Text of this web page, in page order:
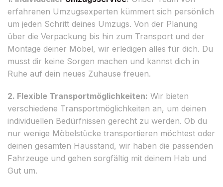
erfahrenen Umzugsexperten kümmert sich persönlich
um jeden Schritt deines Umzugs. Von der Planung
über die Verpackung bis hin zum Transport und der
Montage deiner Möbel, wir erledigen alles für dich. Du
musst dir keine Sorgen machen und kannst dich in
Ruhe auf dein neues Zuhause freuen.
2. Flexible Transportmöglichkeiten: Wir bieten
verschiedene Transportmöglichkeiten an, um deinen
individuellen Bedürfnissen gerecht zu werden. Ob du
nur wenige Möbelstücke transportieren möchtest oder
deinen gesamten Hausstand, wir haben die passenden
Fahrzeuge und gehen sorgfältig mit deinem Hab und
Gut um.